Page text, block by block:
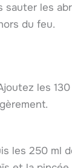
sauter les
du feu.
les
les 250 ml